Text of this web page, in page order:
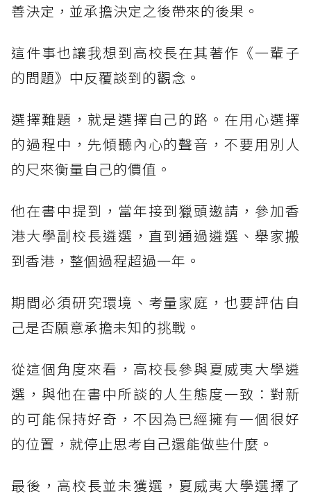
善決定，並承擔決定之後帶來的後果。
這件事也讓我想到高校長在其著作《一輩子
的問題》中反覆談到的觀念。
選擇難題，就是選擇自己的路。在用心選擇
的過程中，先傾聽內心的聲音，不要用別人
的尺來衡量自己的價值。
他在書中提到，當年接到獵頭邀請，參加香
港大學副校長遴選，直到通過遴選、舉家搬
到香港，整個過程超過一年。
期間必須研究環境、考量家庭，也要評估自
己是否願意承擔未知的挑戰。
從這個角度來看，高校長參與夏威夷大學遴
選，與他在書中所談的人生態度一致：對新
的可能保持好奇，不因為已經擁有一個很好
的位置，就停止思考自己還能做些什麼。
最後，高校長並未獲選，夏威夷大學選擇了